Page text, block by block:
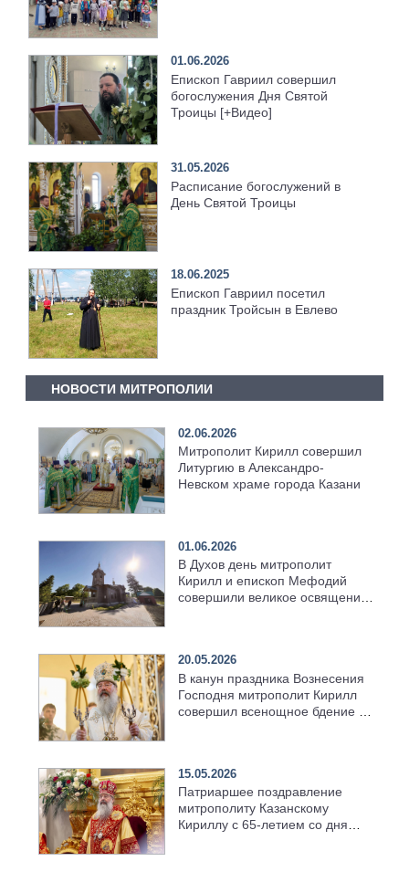
01.06.2026
Епископ Гавриил совершил
богослужения Дня Святой
Троицы [+Видео]
31.05.2026
Расписание богослужений в
День Святой Троицы
18.06.2025
Епископ Гавриил посетил
праздник Тройсын в Евлево
НОВОСТИ МИТРОПОЛИИ
02.06.2026
Митрополит Кирилл совершил
Литургию в Александро-
Невском храме города Казани
01.06.2026
В Духов день митрополит
Кирилл и епископ Мефодий
совершили великое освящение
20.05.2026
В канун праздника Вознесения
Господня митрополит Кирилл
совершил всенощное бдение в
15.05.2026
Патриаршее поздравление
митрополиту Казанскому
Кириллу с 65-летием со дня